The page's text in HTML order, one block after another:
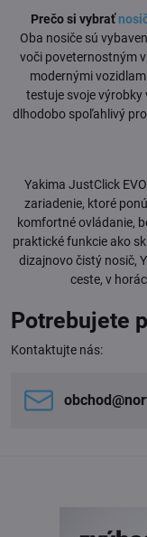
Prečo si vybrať
Oba nosiče sú
voči poveternostným
modernými
testuje svoje výrobky
dlhodobo spoľahlivý
Yakima JustClick
zariadenie, ktoré
komfortné ovládanie,
praktické funkcie ako
dizajnovo čistý nosič,
ceste, v
Potrebujete
Kontaktujte nás: